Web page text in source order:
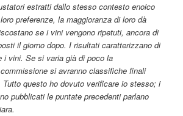
estratti dallo stesso contesto enoico
preferenze, la maggioranza di loro dà
se i vini vengono ripetuti, ancora di
il giorno dopo. I risultati caratterizzano di
i vini. Se si varia già di poco la
si avranno classifiche finali
questo ho dovuto verificare io stesso; i
pubblicati le puntate precedenti parlano